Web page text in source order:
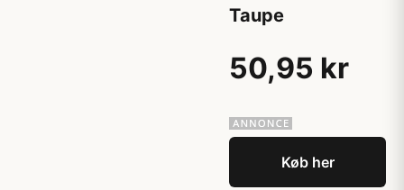
Taupe
50,95 kr
Køb her